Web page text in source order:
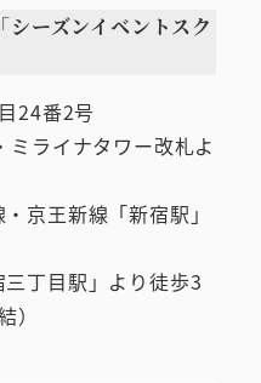
シーズンイベントスク
24番2号
ライナタワー改札よ
京王新線「新宿駅」
丁目駅」より徒歩3